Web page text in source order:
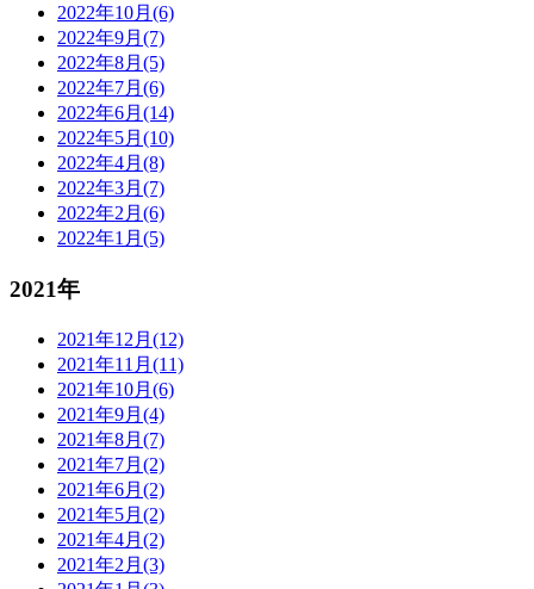
2022年10月(6)
2022年9月(7)
2022年8月(5)
2022年7月(6)
2022年6月(14)
2022年5月(10)
2022年4月(8)
2022年3月(7)
2022年2月(6)
2022年1月(5)
2021年
2021年12月(12)
2021年11月(11)
2021年10月(6)
2021年9月(4)
2021年8月(7)
2021年7月(2)
2021年6月(2)
2021年5月(2)
2021年4月(2)
2021年2月(3)